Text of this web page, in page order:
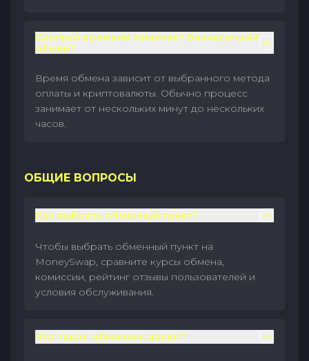
Сколько времени занимает безналичный
обмен?
Время обмена зависит от выбранного метода
оплаты и криптовалюты. Обычно процесс
занимает от нескольких минут до нескольких
часов.
ОБЩИЕ ВОПРОСЫ
Как выбрать обменный пункт?
Чтобы выбрать обменный пункт на
MoneySwap, сравните курсы обмена,
комиссии, рейтинг отзывы пользователей и
условия обслуживания.
Что такое обменник валют?